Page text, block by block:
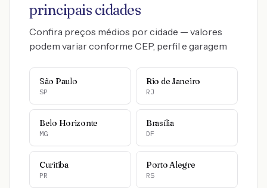
principais cidades
Confira preços médios por cidade — valores
podem variar conforme CEP, perfil e garagem
São Paulo
SP
Rio de Janeiro
RJ
Belo Horizonte
MG
Brasília
DF
Curitiba
PR
Porto Alegre
RS